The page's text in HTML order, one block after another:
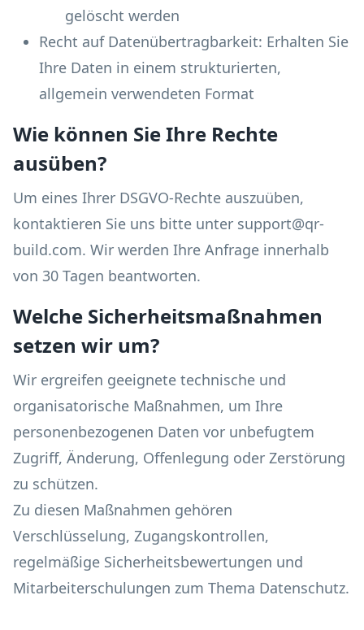
gelöscht werden
Recht auf Datenübertragbarkeit: Erhalten Sie
Ihre Daten in einem strukturierten,
allgemein verwendeten Format
Wie können Sie Ihre Rechte
ausüben?
Um eines Ihrer DSGVO-Rechte auszuüben,
kontaktieren Sie uns bitte unter support@qr-
build.com. Wir werden Ihre Anfrage innerhalb
von 30 Tagen beantworten.
Welche Sicherheitsmaßnahmen
setzen wir um?
Wir ergreifen geeignete technische und
organisatorische Maßnahmen, um Ihre
personenbezogenen Daten vor unbefugtem
Zugriff, Änderung, Offenlegung oder Zerstörung
zu schützen.
Zu diesen Maßnahmen gehören
Verschlüsselung, Zugangskontrollen,
regelmäßige Sicherheitsbewertungen und
Mitarbeiterschulungen zum Thema Datenschutz.